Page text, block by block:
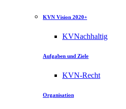
KVN Vision 2020+
KVNachhaltig
Aufgaben und Ziele
KVN-Recht
Organisation